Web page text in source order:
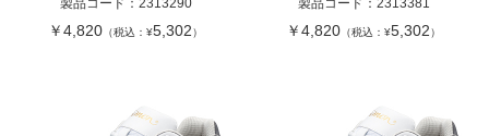
製品コード： 2313290
￥4,820 （税込：¥5,302）
製品コード： 2313381
￥4,820 （税込：¥5,302）